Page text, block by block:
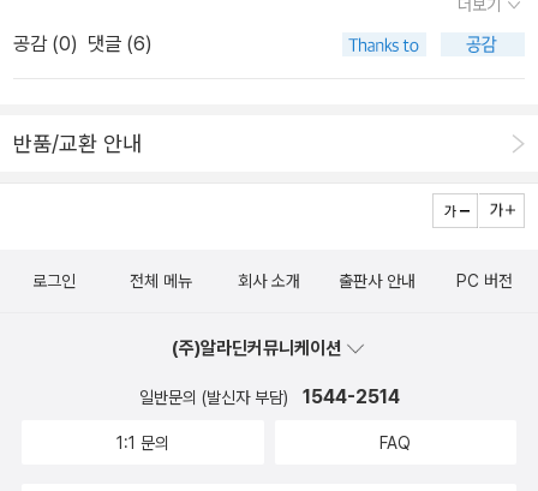
봉 조건도 중요하지만 이 회사와 함께 내가 성장해나갈 가능성을 보
여주는 것이 굉장히 중요하다고 강조한다. 그러고보면 요즘 한국 기
업에서는 인원 감축이나 조직 개편 등을 통해서 그 회사에 오랫동안
기업들도 상당수 있다. 전반적인 이런 사회적 분위기는 이제 평생직
보다는 언제 짤릴지 모르니 자신의 잇속을 우선시 하는 것을 당연하
필요할 때 쓰고 나중에 그 기능을 다했다고 여기면 주저없이 버리는
해당 기업이 오래 가지 못한다고 한다. 그래서 미국에서 성공한 부자
들은 어떤 것보다도 조직원들의 복지를 중요하게 여긴다. 회사가 어
의 기업과는 사뭇 다른 모습이라 그 회사에서 일하는 사람들이 내심
더보기
공감 (0) 댓글 (6)
반품/교환 안내
로그인 전체 메뉴 회사 소개 출판사 안내 PC 버전
(주)알라딘커뮤니케이션
일반문의 (발신자 부담) 1544-2514
1:1 문의 FAQ